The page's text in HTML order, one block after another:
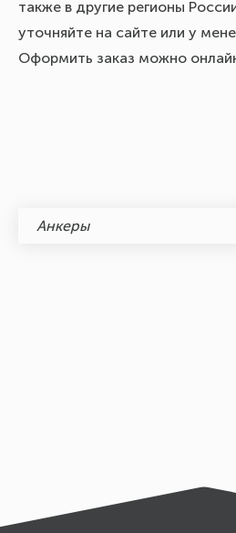
также в другие регионы
уточняйте на сайте или у
Оформить заказ можно
Анкеры